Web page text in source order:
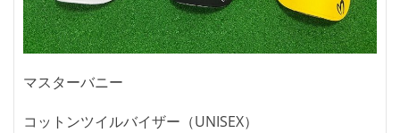
マスターバニー
コットンツイルバイザー（UNISEX）